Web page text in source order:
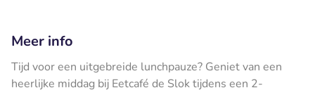
Meer info
Tijd voor een uitgebreide lunchpauze? Geniet van een
heerlijke middag bij Eetcafé de Slok tijdens een 2-